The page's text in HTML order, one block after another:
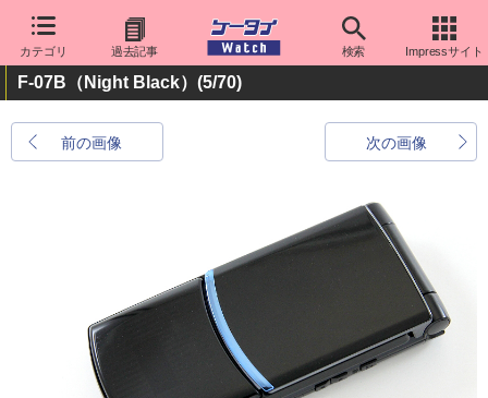
カテゴリ 過去記事 検索 Impressサイト
F-07B（Night Black） (5/70)
前の画像 次の画像